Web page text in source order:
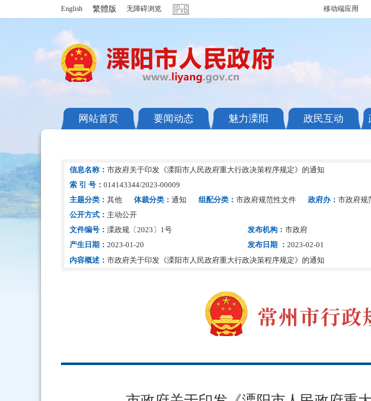
English 繁體版 无障碍浏览 移动端应用
网站首页 要闻动态 魅力溧阳 政民互动
信息名称： 市政府关于印发《溧阳市人民政府重大行政决策程序规定》的通知
索 引 号： 014143344/2023-00009
主题分类： 其他 体裁分类： 通知 组配分类： 市政府规范性文件 政府办： 市政府规
公开方式： 主动公开
文件编号： 溧政规〔2023〕1号 发布机构： 市政府
产生日期： 2023-01-20 发布日期 ： 2023-02-01
内容概述： 市政府关于印发《溧阳市人民政府重大行政决策程序规定》的通知